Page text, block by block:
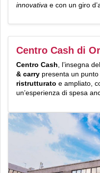
innovativa e con un giro
Centro Cash di
Centro Cash, l’insegna del
& carry presenta un
ristrutturato e ampliato,
un’esperienza di spesa